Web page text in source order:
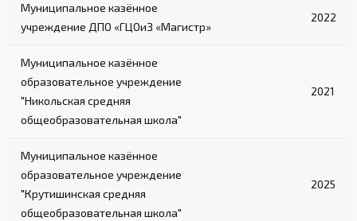
Муниципальное казённое
учреждение ДПО «ГЦОиЗ «Магистр»
2022
Муниципальное казённое
образовательное учреждение
"Никольская средняя
общеобразовательная школа"
2021
Муниципальное казённое
образовательное учреждение
"Крутишинская средняя
общеобразовательная школа"
2025